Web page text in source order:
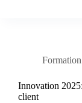
Formation
Innovation
client